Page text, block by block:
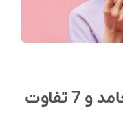
مقایسه‌ی رژ لب مایع و جامد و 7 تفاوت